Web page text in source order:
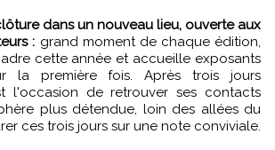
dans un nouveau lieu, ouverte aux
: grand moment de chaque édition,
cette année et accueille exposants
la première fois. Après trois jours
l'occasion de retrouver ses contacts
plus détendue, loin des allées du
ces trois jours sur une note conviviale.